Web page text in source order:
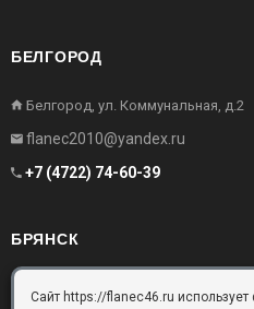
БЕЛГОРОД
Белгород, ул. Коммунальная, д.2
flanec2010@yandex.ru
+7 (4722) 74-60-39
БРЯНСК
Брянск, Московский проезд,
Сайт https://flanec46.ru